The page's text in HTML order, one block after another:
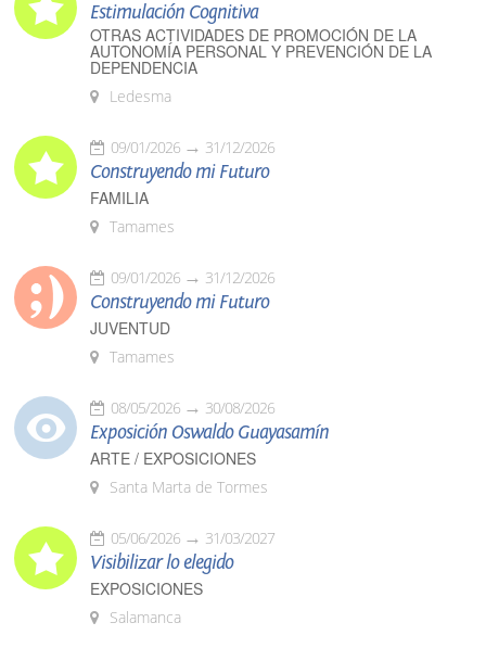
Estimulación Cognitiva
OTRAS ACTIVIDADES DE PROMOCIÓN DE LA
AUTONOMÍA PERSONAL Y PREVENCIÓN DE LA
DEPENDENCIA
Ledesma
09/01/2026 31/12/2026
Construyendo mi Futuro
FAMILIA
Tamames
09/01/2026 31/12/2026
Construyendo mi Futuro
JUVENTUD
Tamames
08/05/2026 30/08/2026
Exposición Oswaldo Guayasamín
ARTE / EXPOSICIONES
Santa Marta de Tormes
05/06/2026 31/03/2027
Visibilizar lo elegido
EXPOSICIONES
Salamanca